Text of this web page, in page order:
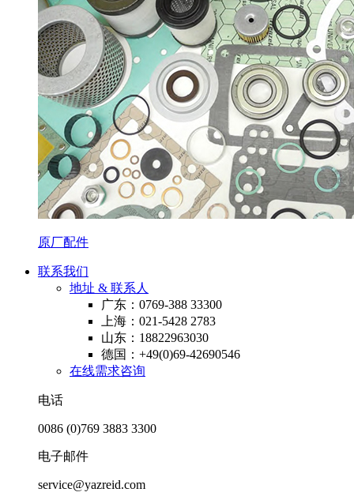
原厂配件
联系我们
地址 & 联系人
广东：0769-388 33300
上海：021-5428 2783
山东：18822963030
德国：+49(0)69-42690546
在线需求咨询
电话
0086 (0)769 3883 3300
电子邮件
service@yazreid.com